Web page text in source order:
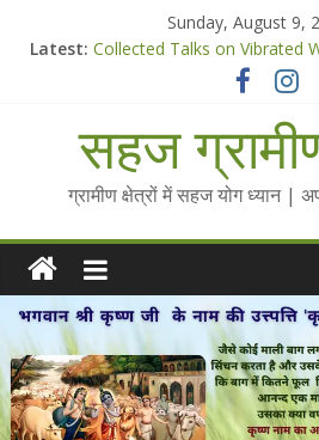
Sunday, August 9,
Latest: Collected Talks on Vibrated
सहज कृषि प्रचार-प्रसार किट
Standee Designs @ 2025
Chalo Gaon Ki Or Abhiyaan -
सहज
ग्रामीण क्षेत्रों में सहज योग ध्यान |